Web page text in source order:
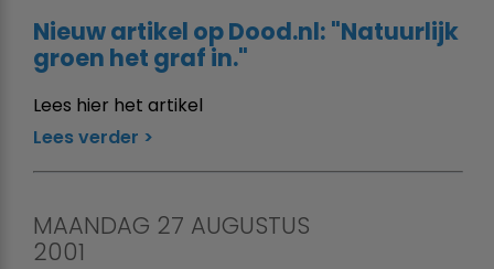
Nieuw artikel op Dood.nl: "Natuurlijk
groen het graf in."
Lees hier het artikel
Lees verder
MAANDAG 27 AUGUSTUS
2001